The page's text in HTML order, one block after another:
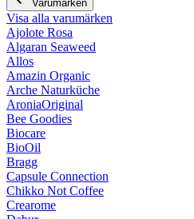
Varumärken
Visa alla varumärken
Ajolote Rosa
Algaran Seaweed
Allos
Amazin Organic
Arche Naturküche
AroniaOriginal
Bee Goodies
Biocare
BioOil
Bragg
Capsule Connection
Chikko Not Coffee
Crearome